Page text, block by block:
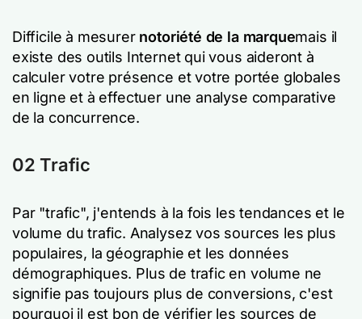
Difficile à mesurer notoriété de la marquemais il
existe des outils Internet qui vous aideront à
calculer votre présence et votre portée globales
en ligne et à effectuer une analyse comparative
de la concurrence.
02 Trafic
Par "trafic", j'entends à la fois les tendances et le
volume du trafic. Analysez vos sources les plus
populaires, la géographie et les données
démographiques. Plus de trafic en volume ne
signifie pas toujours plus de conversions, c'est
pourquoi il est bon de vérifier les sources de